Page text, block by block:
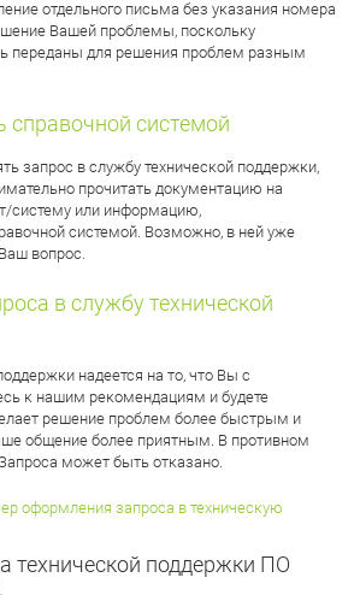
отдельного письма без указания номера
Вашей проблемы, поскольку
переданы для решения проблем разным
справочной системой
запрос в службу технической поддержки,
прочитать документацию на
систему или информацию,
системой. Возможно, в ней уже
вопрос.
в службу технической
надеется на то, что Вы с
к нашим рекомендациям и будете
решение проблем более быстрым и
общение более приятным. В противном
может быть отказано.
оформления запроса в техническую
технической поддержки ПО